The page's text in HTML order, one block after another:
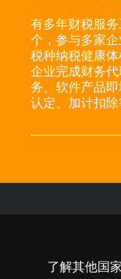
有多年财税服
个，参与多家
税种纳税健康
企业完成财务
务、软件产品
认定、加计扣除
了解其他国